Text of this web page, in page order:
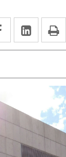
Facebook
Enlace
a
aplicación
Enlace
a